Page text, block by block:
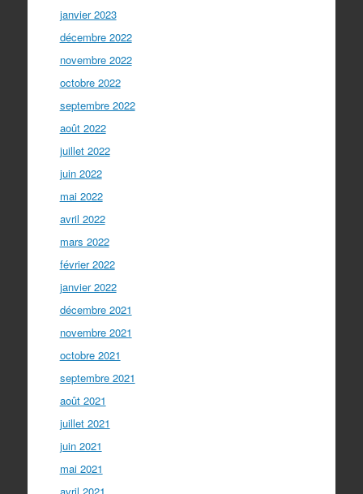
janvier 2023
décembre 2022
novembre 2022
octobre 2022
septembre 2022
août 2022
juillet 2022
juin 2022
mai 2022
avril 2022
mars 2022
février 2022
janvier 2022
décembre 2021
novembre 2021
octobre 2021
septembre 2021
août 2021
juillet 2021
juin 2021
mai 2021